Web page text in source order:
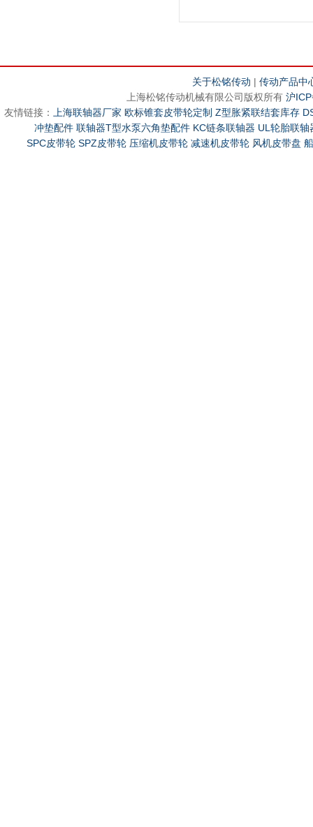
关于松铭传动 | 传动产品中
上海松铭传动机械有限公司版权所有 沪
友情链接：
上海联轴器厂家 欧标锥套皮带轮定制 Z型胀紧联结套库存
冲垫配件 联轴器T型水泵六角垫配件 KC链条联轴器 UL轮胎联轴
SPC皮带轮 SPZ皮带轮 压缩机皮带轮 减速机皮带轮 风机皮带盘